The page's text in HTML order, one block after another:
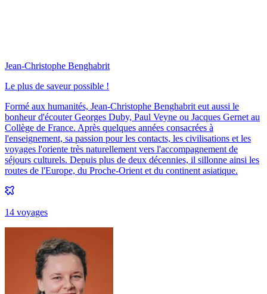
Jean-Christophe Benghabrit
Le plus de saveur possible !
Formé aux humanités, Jean-Christophe Benghabrit eut aussi le
bonheur d'écouter Georges Duby, Paul Veyne ou Jacques Gernet au
Collège de France. Après quelques années consacrées à
l'enseignement, sa passion pour les contacts, les civilisations et les
voyages l'oriente très naturellement vers l'accompagnement de
séjours culturels. Depuis plus de deux décennies, il sillonne ainsi les
routes de l'Europe, du Proche-Orient et du continent asiatique.
14 voyages